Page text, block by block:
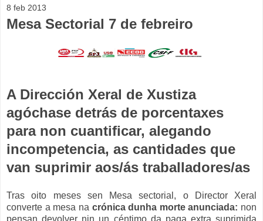
8 feb 2013
Mesa Sectorial 7 de febreiro
A Dirección Xeral de Xustiza
agóchase detrás de porcentaxes
para non cuantificar, alegando
incompetencia, as cantidades que
van suprimir aos/ás traballadores/as
Tras oito meses sen Mesa sectorial, o Director Xeral
converte a mesa na crónica dunha morte anunciada: non